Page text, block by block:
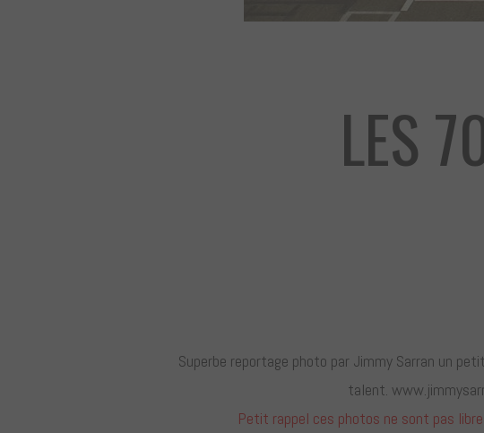
LES
Superbe reportage photo par Jimmy Sarran un
talent.
Petit rappel ces photos ne sont pas